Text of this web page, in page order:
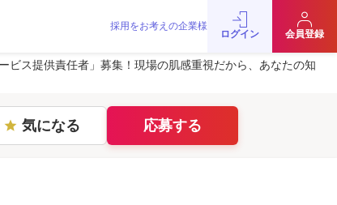
採用をお考えの企業様
ログイン 会員登録
ビス提供責任者」募集！現場の肌感重視だから、あなたの知
star 気になる 応募する
お問い合わせJobRainbow MAGAZINE
© 2016 JobRainbow Co.,Ltd.